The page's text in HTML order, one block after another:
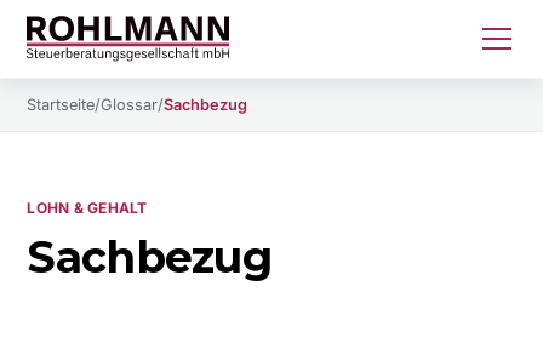
Startseite/Glossar/Sachbezug
LOHN & GEHALT
Sachbezug